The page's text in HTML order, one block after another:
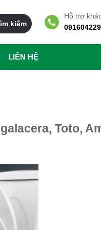
Hỗ trợ
LIÊN HỆ
Toto,